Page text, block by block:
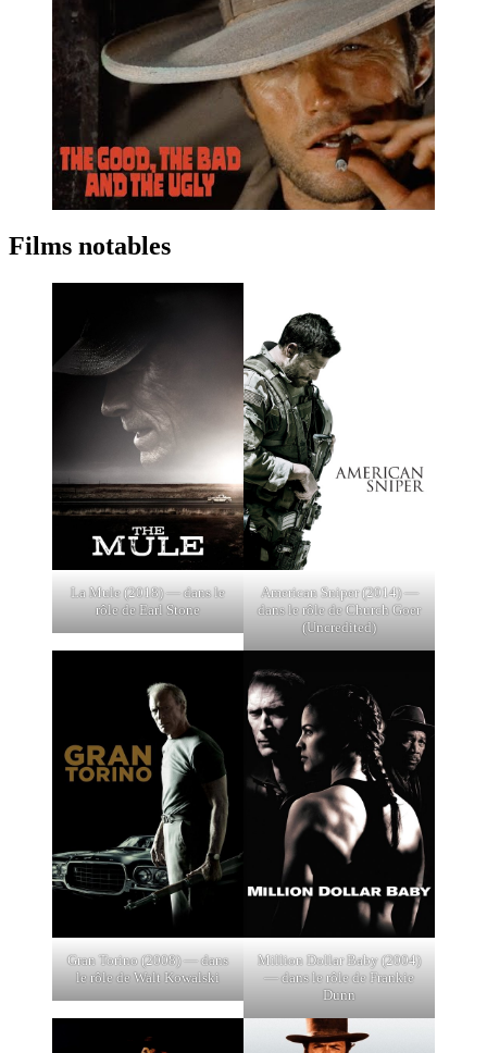
Films notables
La Mule (2018) — dans le
rôle de Earl Stone
American Sniper (2014) —
dans le rôle de Church Goer
(Uncredited)
Gran Torino (2008) — dans
le rôle de Walt Kowalski
Million Dollar Baby (2004)
— dans le rôle de Frankie
Dunn